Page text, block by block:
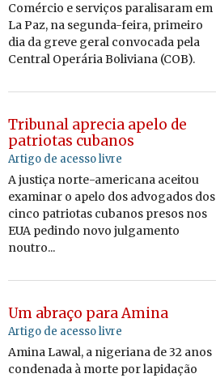
Comércio e serviços paralisaram em
La Paz, na segunda-feira, primeiro
dia da greve geral convocada pela
Central Operária Boliviana (COB).
Tribunal aprecia apelo de
patriotas cubanos
Artigo de acesso livre
A justiça norte-americana aceitou
examinar o apelo dos advogados dos
cinco patriotas cubanos presos nos
EUA pedindo novo julgamento
noutro...
Um abraço para Amina
Artigo de acesso livre
Amina Lawal, a nigeriana de 32 anos
condenada à morte por lapidação